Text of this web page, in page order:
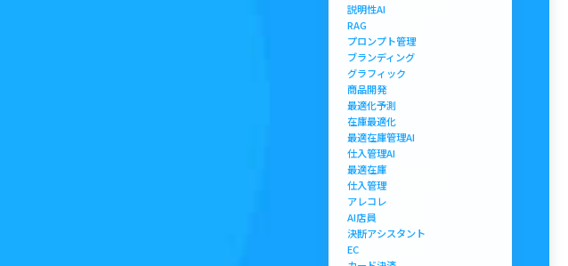
説明性AI
RAG
プロンプト管理
ブランディング
グラフィック
商品開発
最適化予測
在庫最適化
最適在庫管理AI
仕入管理AI
最適在庫
仕入管理
アレコレ
AI店員
決断アシスタント
EC